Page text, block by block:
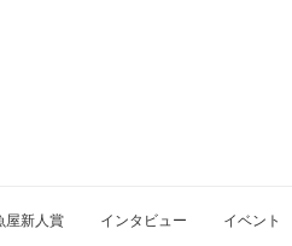
屋新人賞 インタビュー イベント